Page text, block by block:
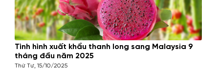
Tình hình xuất khẩu thanh long sang Malaysia 9
tháng đầu năm 2025
Thứ Tư, 15/10/2025